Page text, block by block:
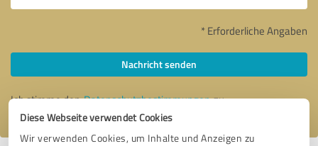
Diese Webseite verwendet Cookies
Wir verwenden Cookies, um Inhalte und Anzeigen zu
* Erforderliche Angaben
Nachricht senden
Ich stimme denDatenschutzbestimmungenzu.